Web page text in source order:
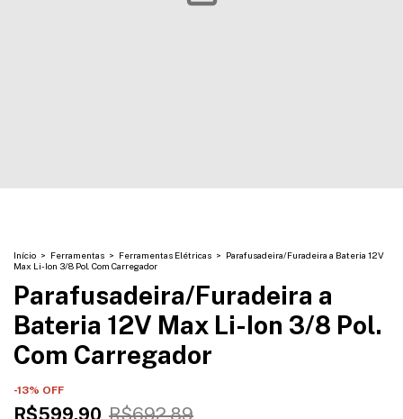
Início > Ferramentas > Ferramentas Elétricas > Parafusadeira/Furadeira a Bateria 12V
Max Li-Ion 3/8 Pol. Com Carregador
Parafusadeira/Furadeira a
Bateria 12V Max Li-Ion 3/8 Pol.
Com Carregador
-13% OFF
R$599,90 R$692,89